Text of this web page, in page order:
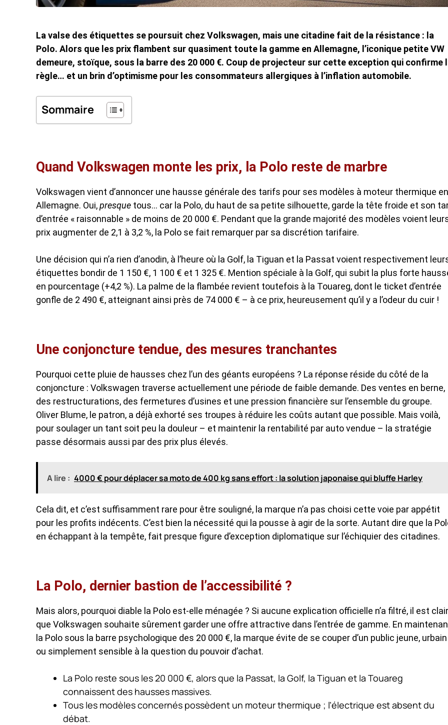
La valse des étiquettes se poursuit chez Volkswagen, mais une citadine fait de la résistance : la
Polo. Alors que les prix flambent sur quasiment toute la gamme en Allemagne, l’iconique petite VW
demeure, stoïque, sous la barre des 20 000 €. Coup de projecteur sur cette exception qui confirme
règle… et un brin d’optimisme pour les consommateurs allergiques à l’inflation automobile.
Sommaire
Quand Volkswagen monte les prix, la Polo reste de marbre
Volkswagen vient d’annoncer une hausse générale des tarifs pour ses modèles à moteur thermique en
Allemagne. Oui,presque tous… car la Polo, du haut de sa petite silhouette, garde la tête froide et son
d’entrée « raisonnable » de moins de 20 000 €. Pendant que la grande majorité des modèles voient
prix augmenter de 2,1 à 3,2 %, la Polo se fait remarquer par sa discrétion tarifaire.
Une décision qui n’a rien d’anodin, à l’heure où la Golf, la Tiguan et la Passat voient respectivement
étiquettes bondir de 1 150 €, 1 100 € et 1 325 €. Mention spéciale à la Golf, qui subit la plus forte
en pourcentage (+4,2 %). La palme de la flambée revient toutefois à la Touareg, dont le ticket d’entrée
gonfle de 2 490 €, atteignant ainsi près de 74 000 € – à ce prix, heureusement qu’il y a l’odeur du cuir !
Une conjoncture tendue, des mesures tranchantes
Pourquoi cette pluie de hausses chez l’un des géants européens ? La réponse réside du côté de la
conjoncture : Volkswagen traverse actuellement une période de faible demande. Des ventes en berne,
des restructurations, des fermetures d’usines et une pression financière sur l’ensemble du groupe.
Oliver Blume, le patron, a déjà exhorté ses troupes à réduire les coûts autant que possible. Mais voilà,
pour soulager un tant soit peu la douleur – et maintenir la rentabilité par auto vendue – la stratégie
passe désormais aussi par des prix plus élevés.
A lire : 4000 € pour déplacer sa moto de 400 kg sans effort : la solution japonaise qui bluffe Harley
Cela dit, et c’est suffisamment rare pour être souligné, la marque n’a pas choisi cette voie par appétit
pour les profits indécents. C’est bien la nécessité qui la pousse à agir de la sorte. Autant dire que la
en échappant à la tempête, fait presque figure d’exception diplomatique sur l’échiquier des citadines.
La Polo, dernier bastion de l’accessibilité ?
Mais alors, pourquoi diable la Polo est-elle ménagée ? Si aucune explication officielle n’a filtré, il est clair
que Volkswagen souhaite sûrement garder une offre attractive dans l’entrée de gamme. En
la Polo sous la barre psychologique des 20 000 €, la marque évite de se couper d’un public jeune, urbain
ou simplement sensible à la question du pouvoir d’achat.
La Polo reste sous les 20 000 €, alors que la Passat, la Golf, la Tiguan et la Touareg
connaissent des hausses massives.
Tous les modèles concernés possèdent un moteur thermique ; l’électrique est absent du
débat.